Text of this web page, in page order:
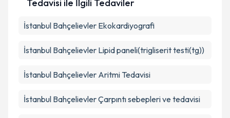
Tedavisi ile İlgili Tedaviler
İstanbul Bahçelievler Ekokardiyografi
İstanbul Bahçelievler Lipid paneli(trigliserit testi(tg))
İstanbul Bahçelievler Aritmi Tedavisi
İstanbul Bahçelievler Çarpıntı sebepleri ve tedavisi